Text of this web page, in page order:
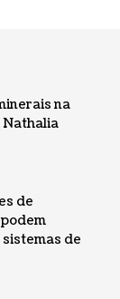
na
Nathalia
de
de